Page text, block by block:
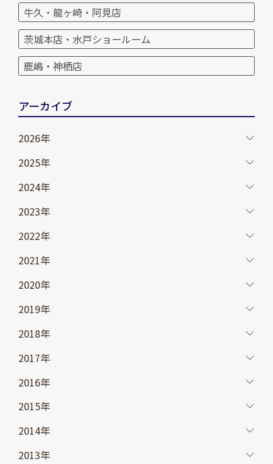
牛久・龍ヶ崎・阿見店
茨城本店・水戸ショールーム
鹿嶋・神栖店
アーカイブ
2026年
2025年
2024年
2023年
2022年
2021年
2020年
2019年
2018年
2017年
2016年
2015年
2014年
2013年